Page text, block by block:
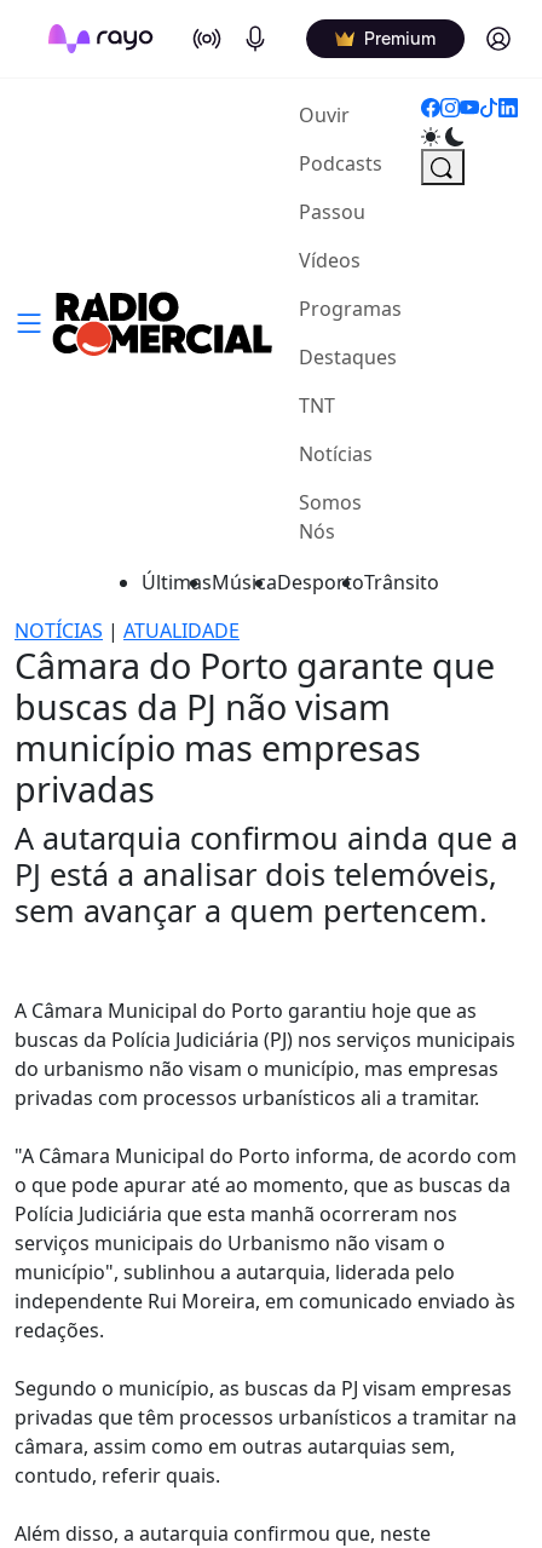
On Air Podcasts Premium Log in
Ouvir(current)
Podcasts
Passou
Vídeos
Programas
Destaques
TNT
Notícias
Somos
Nós
ÚltimasMúsicaDesportoTrânsito
NOTÍCIAS | ATUALIDADE
Câmara do Porto garante que
buscas da PJ não visam
município mas empresas
privadas
A autarquia confirmou ainda que a
PJ está a analisar dois telemóveis,
sem avançar a quem pertencem.
A Câmara Municipal do Porto garantiu hoje que as
buscas da Polícia Judiciária (PJ) nos serviços municipais
do urbanismo não visam o município, mas empresas
privadas com processos urbanísticos ali a tramitar.
"A Câmara Municipal do Porto informa, de acordo com
o que pode apurar até ao momento, que as buscas da
Polícia Judiciária que esta manhã ocorreram nos
serviços municipais do Urbanismo não visam o
município", sublinhou a autarquia, liderada pelo
independente Rui Moreira, em comunicado enviado às
redações.
Segundo o município, as buscas da PJ visam empresas
privadas que têm processos urbanísticos a tramitar na
câmara, assim como em outras autarquias sem,
contudo, referir quais.
Além disso, a autarquia confirmou que, neste